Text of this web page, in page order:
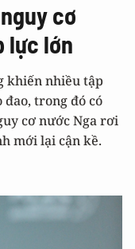
cơ
lực lớn
khiến nhiều tập
đao, trong đó có
cơ nước Nga rơi
mới lại cận kề.